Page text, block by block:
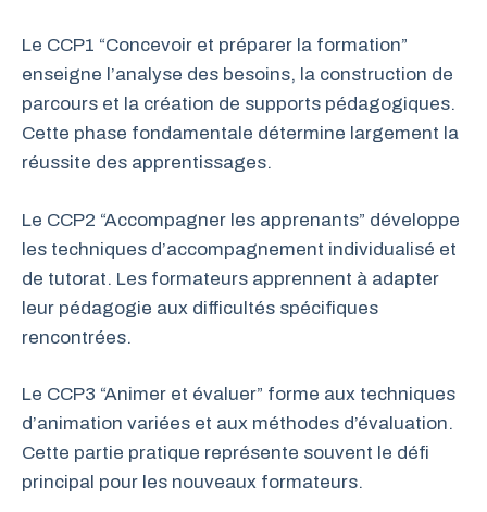
Le CCP1 “Concevoir et préparer la formation”
enseigne l’analyse des besoins, la construction de
parcours et la création de supports pédagogiques.
Cette phase fondamentale détermine largement la
réussite des apprentissages.
Le CCP2 “Accompagner les apprenants” développe
les techniques d’accompagnement individualisé et
de tutorat. Les formateurs apprennent à adapter
leur pédagogie aux difficultés spécifiques
rencontrées.
Le CCP3 “Animer et évaluer” forme aux techniques
d’animation variées et aux méthodes d’évaluation.
Cette partie pratique représente souvent le défi
principal pour les nouveaux formateurs.